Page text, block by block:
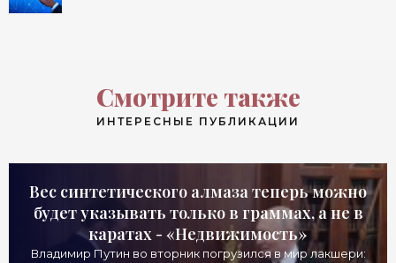
Смотрите также
ИНТЕРЕСНЫЕ ПУБЛИКАЦИИ
Вес синтетического алмаза теперь можно
будет указывать только в граммах, а не в
каратах - «Недвижимость»
Владимир Путин во вторник погрузился в мир лакшери: